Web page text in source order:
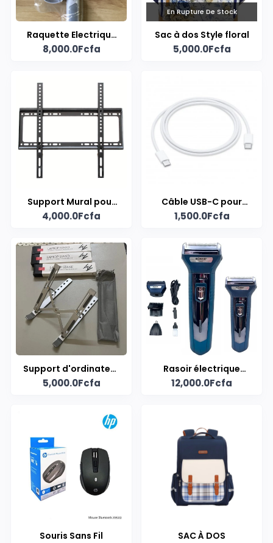
Raquette Electrique
pour Insectes
8,000.0Fcfa
En Rupture De Stock
Sac à dos Style floral
5,000.0Fcfa
Support Mural pour
Téléviseur
4,000.0Fcfa
Câble USB-C pour
iPhone(1m)
1,500.0Fcfa
Support d'ordinateur
portable
5,000.0Fcfa
Rasoir électrique
Multifonction 3in1
12,000.0Fcfa
Souris Sans Fil SAC À DOS